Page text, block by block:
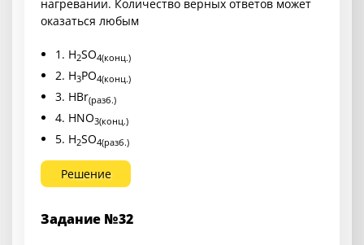
нагревании. Количество верных ответов может
оказаться любым
1. H2SO4(конц.)
2. H3PO4(конц.)
3. HBr(разб.)
4. HNO3(конц.)
5. H2SO4(разб.)
Решение
Задание №32